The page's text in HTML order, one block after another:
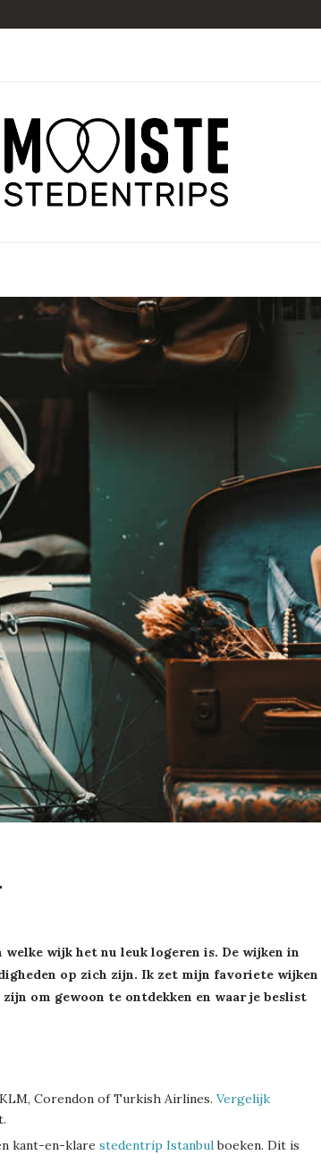
wijk het nu leuk logeren is. De wijken in
op zich zijn. Ik zet mijn favoriete wijken
om gewoon te ontdekken en waar je beslist
Corendon of Turkish Airlines. Vergelijk
kant-en-klare stedentrip Istanbulboeken. Dit is